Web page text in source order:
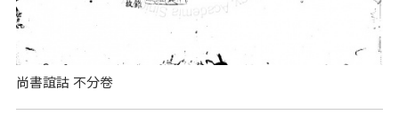
尚書誼詁 不分卷